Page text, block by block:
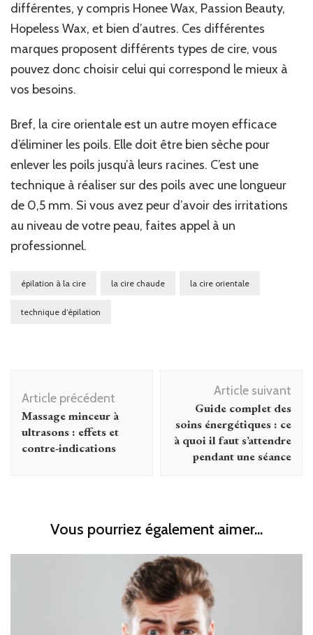
différentes, y compris Honee Wax, Passion Beauty,
Hopeless Wax, et bien d’autres. Ces différentes
marques proposent différents types de cire, vous
pouvez donc choisir celui qui correspond le mieux à
vos besoins.
Bref, la cire orientale est un autre moyen efficace
d’éliminer les poils. Elle doit être bien sèche pour
enlever les poils jusqu’à leurs racines. C’est une
technique à réaliser sur des poils avec une longueur
de 0,5 mm. Si vous avez peur d’avoir des irritations
au niveau de votre peau, faites appel à un
professionnel.
épilation à la cire la cire chaude la cire orientale
technique d’épilation
d'article
Article précédent
Massage minceur à
ultrasons : effets et
contre-indications
Article suivant
Guide complet des
soins énergétiques : ce
à quoi il faut s’attendre
pendant une séance
Vous pourriez également aimer...